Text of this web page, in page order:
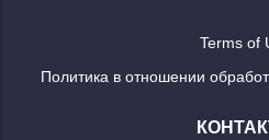
Terms of
Политика в отношении